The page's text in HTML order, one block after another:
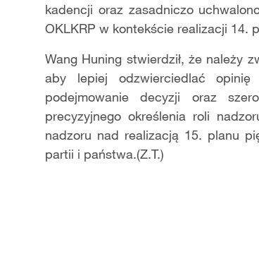
kadencji oraz zasadniczo
OKLKRP w kontekście realizacji 14.
Wang Huning stwierdził, że należy
aby lepiej odzwierciedlać opinię
podejmowanie decyzji oraz
precyzyjnego określenia roli
nadzoru nad realizacją 15. planu
partii i państwa.(Z.T.)